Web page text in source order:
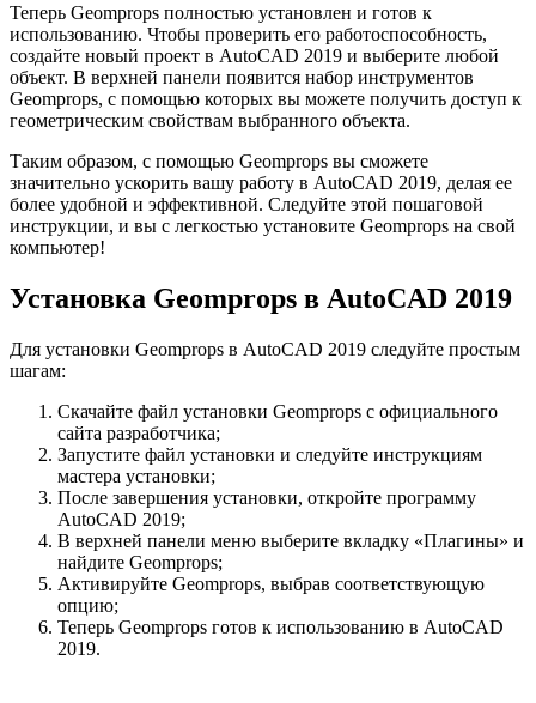
Теперь Geomprops полностью установлен и готов к
использованию. Чтобы проверить его работоспособность,
создайте новый проект в AutoCAD 2019 и выберите любой
объект. В верхней панели появится набор инструментов
Geomprops, с помощью которых вы можете получить доступ к
геометрическим свойствам выбранного объекта.
Таким образом, с помощью Geomprops вы сможете
значительно ускорить вашу работу в AutoCAD 2019, делая ее
более удобной и эффективной. Следуйте этой пошаговой
инструкции, и вы с легкостью установите Geomprops на свой
компьютер!
Установка Geomprops в AutoCAD 2019
Для установки Geomprops в AutoCAD 2019 следуйте простым
шагам:
Скачайте файл установки Geomprops с официального
сайта разработчика;
Запустите файл установки и следуйте инструкциям
мастера установки;
После завершения установки, откройте программу
AutoCAD 2019;
В верхней панели меню выберите вкладку «Плагины» и
найдите Geomprops;
Активируйте Geomprops, выбрав соответствующую
опцию;
Теперь Geomprops готов к использованию в AutoCAD
2019.